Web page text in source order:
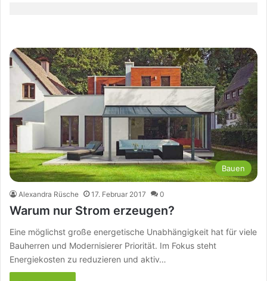
Bauen
Alexandra Rüsche 17. Februar 2017 0
Warum nur Strom erzeugen?
Eine möglichst große energetische Unabhängigkeit hat für viele
Bauherren und Modernisierer Priorität. Im Fokus steht
Energiekosten zu reduzieren und aktiv…